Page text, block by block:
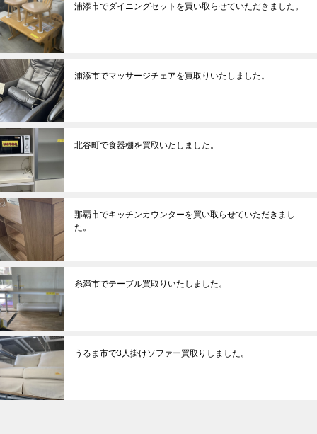
浦添市でダイニングセットを買い取らせていただきました。
浦添市でマッサージチェアを買取りいたしました。
北谷町で食器棚を買取いたしました。
那覇市でキッチンカウンターを買い取らせていただきまし
た。
糸満市でテーブル買取りいたしました。
うるま市で3人掛けソファー買取りしました。